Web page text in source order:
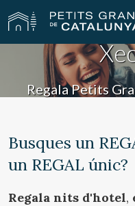
Els Nostres Hotels
Xecs Regal
Regala Petits
Busques un
un REGAL únic?
Regala nits d'hotel,